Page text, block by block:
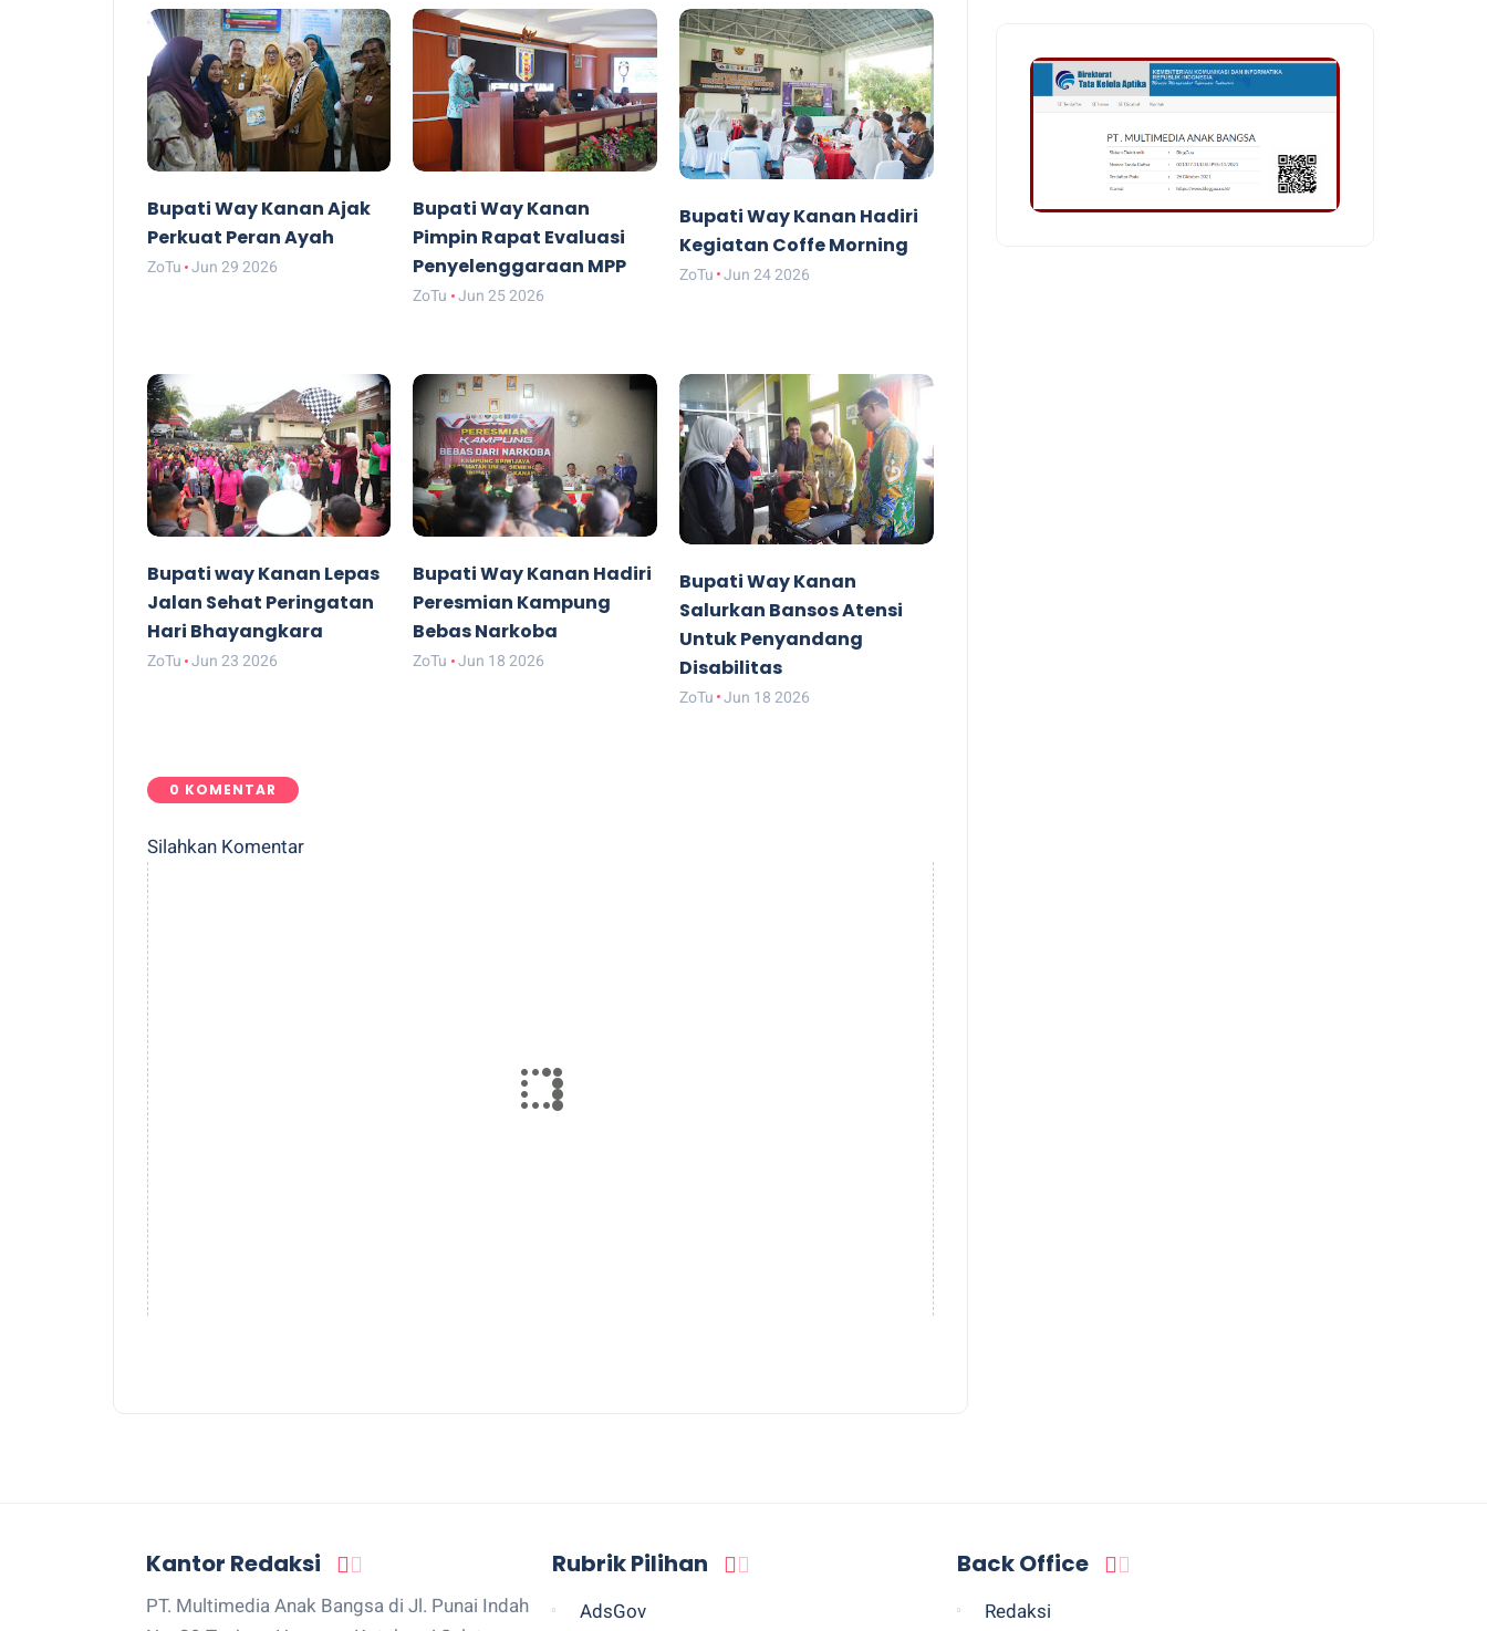
Bupati Way Kanan Ajak
Perkuat Peran Ayah
ZoTu Jun 29 2026
Bupati Way Kanan
Pimpin Rapat Evaluasi
Penyelenggaraan MPP
ZoTu Jun 25 2026
Bupati Way Kanan Hadiri
Kegiatan Coffe Morning
ZoTu Jun 24 2026
Bupati way Kanan Lepas
Jalan Sehat Peringatan
Hari Bhayangkara
ZoTu Jun 23 2026
Bupati Way Kanan Hadiri
Peresmian Kampung
Bebas Narkoba
ZoTu Jun 18 2026
Bupati Way Kanan
Salurkan Bansos Atensi
Untuk Penyandang
Disabilitas
ZoTu Jun 18 2026
0 KOMENTAR
Silahkan Komentar
Kantor Redaksi
PT. Multimedia Anak Bangsa di Jl. Punai Indah
Rubrik Pilihan
AdsGov
Back Office
Redaksi